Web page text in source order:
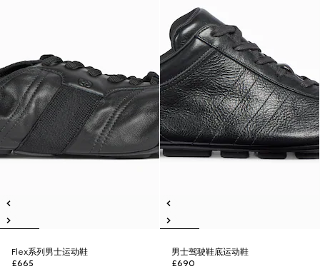
Flex系列男士运动鞋
£665
男士驾驶鞋底运动鞋
£690